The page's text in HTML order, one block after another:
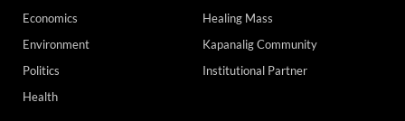
Economics
Environment
Politics
Health
Healing Mass
Kapanalig Community
Institutional Partner